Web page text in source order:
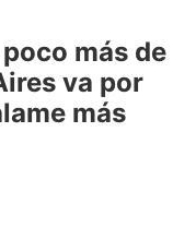
más de
va por
más